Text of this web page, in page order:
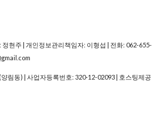
현주 | 개인정보관리책임자: 이형섭 | 전화: 062-655-
림동) | 사업자등록번호: 320-12-02093 | 호스팅제공